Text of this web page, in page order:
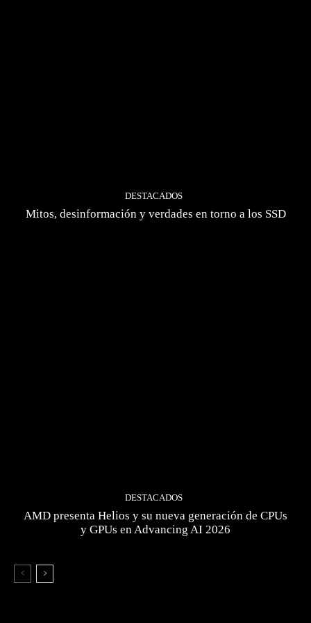
DESTACADOS
Mitos, desinformación y verdades en torno a los SSD
DESTACADOS
AMD presenta Helios y su nueva generación de CPUs
y GPUs en Advancing AI 2026